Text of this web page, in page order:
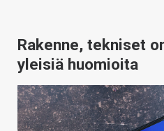
Rakenne, tekniset
yleisiä huomioita